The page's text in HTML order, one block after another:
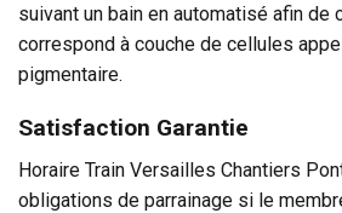
suivant un bain en automatisé afin de
correspond à couche de cellules
pigmentaire.
Satisfaction Garantie
Horaire Train Versailles Chantiers
obligations de parrainage si le